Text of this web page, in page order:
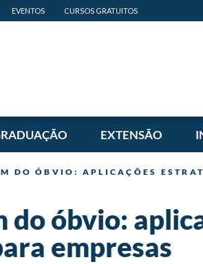
EVENTOS CURSOS GRATUITOS
EXTENSÃO
DO ÓBVIO: APLICAÇÕES
do óbvio:
empresas